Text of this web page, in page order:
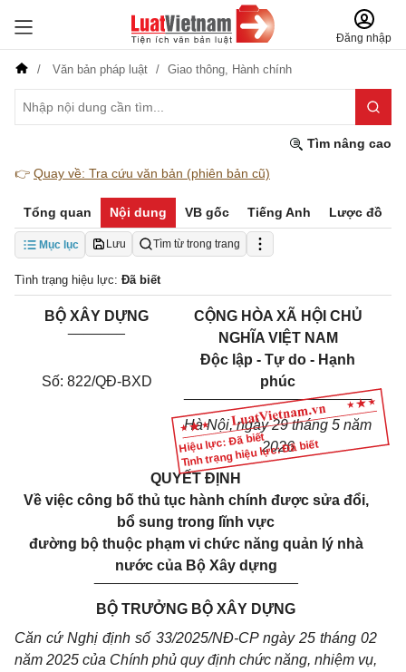
Đăng nhập
Văn bản pháp luật Giao thông, Hành chính
Tìm nâng cao
👉 Quay về: Tra cứu văn bản (phiên bản cũ)
Tổng quan Nội dung VB gốc Tiếng Anh Lược đồ
Mục lục Lưu Tìm từ trong trang
Tình trạng hiệu lực: Đã biết
Hiệu lực: Đã biết
Tình trạng hiệu lực: Đã biết
BỘ XÂY DỰNG
_______
Số: 822/QĐ-BXD
CỘNG HÒA XÃ HỘI CHỦ
NGHĨA VIỆT NAM
Độc lập - Tự do - Hạnh
phúc
_______________________
Hà Nội, ngày 29 tháng 5 năm
2026
QUYẾT ĐỊNH
Về việc công bố thủ tục hành chính được sửa đổi,
bổ sung trong lĩnh vực
đường bộ thuộc phạm vi chức năng quản lý nhà
nước của Bộ Xây dựng
_________________________
BỘ TRƯỞNG BỘ XÂY DỰNG
Căn cứ Nghị định số 33/2025/NĐ-CP ngày 25 tháng 02
năm 2025 của Chính phủ quy định chức năng, nhiệm vụ,